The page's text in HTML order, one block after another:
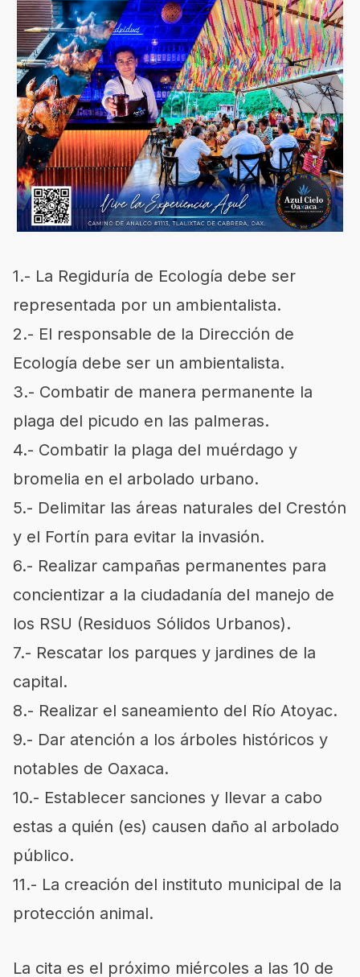
1.- La Regiduría de Ecología debe ser
representada por un ambientalista.
2.- El responsable de la Dirección de
Ecología debe ser un ambientalista.
3.- Combatir de manera permanente la
plaga del picudo en las palmeras.
4.- Combatir la plaga del muérdago y
bromelia en el arbolado urbano.
5.- Delimitar las áreas naturales del Crestón
y el Fortín para evitar la invasión.
6.- Realizar campañas permanentes para
concientizar a la ciudadanía del manejo de
los RSU (Residuos Sólidos Urbanos).
7.- Rescatar los parques y jardines de la
capital.
8.- Realizar el saneamiento del Río Atoyac.
9.- Dar atención a los árboles históricos y
notables de Oaxaca.
10.- Establecer sanciones y llevar a cabo
estas a quién (es) causen daño al arbolado
público.
11.- La creación del instituto municipal de la
protección animal.
La cita es el próximo miércoles a las 10 de